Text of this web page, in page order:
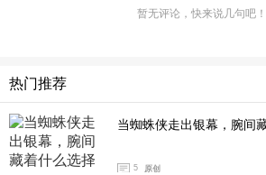
暂无评论，快来说几句吧！
热门推荐
当蜘蛛侠走出银幕，腕间
5 原创